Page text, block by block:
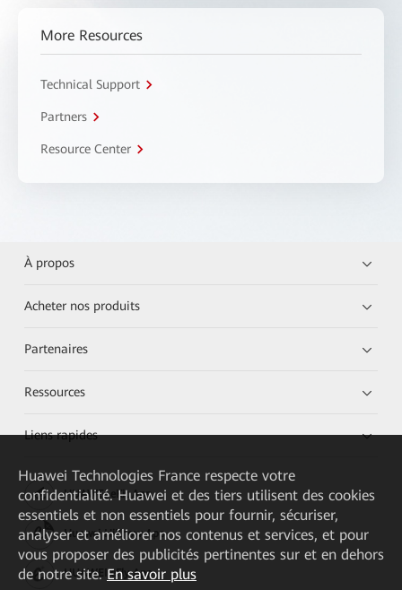
More Resources
Technical Support
Partners
Resource Center
À propos
Acheter nos produits
Partenaires
Ressources
Liens rapides
HUAWEI eKit App
Huawei HiKnow App
HUAWEI eFly App
Huawei Technologies France respecte votre
confidentialité. Huawei et des tiers utilisent des cookies
essentiels et non essentiels pour fournir, sécuriser,
analyser et améliorer nos contenus et services, et pour
vous proposer des publicités pertinentes sur et en dehors
de notre site. En savoir plus